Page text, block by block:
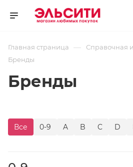
Главная страница — Справочная
Бренды
Бренды
Все 0-9 A B C D